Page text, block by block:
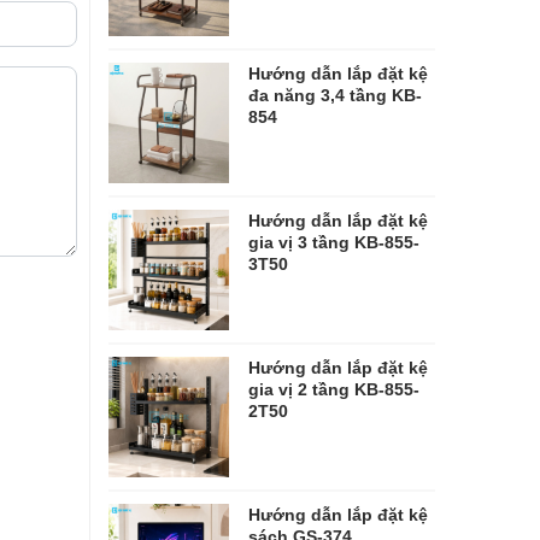
Hướng dẫn lắp đặt kệ
đa năng 3,4 tầng KB-
854
Hướng dẫn lắp đặt kệ
gia vị 3 tầng KB-855-
3T50
Hướng dẫn lắp đặt kệ
gia vị 2 tầng KB-855-
2T50
Hướng dẫn lắp đặt kệ
sách GS-374